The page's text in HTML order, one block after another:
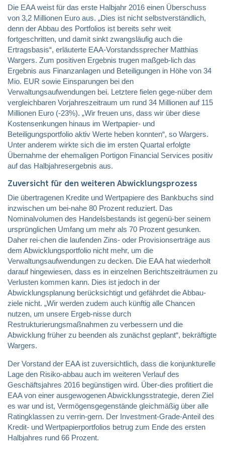
Die EAA weist für das erste Halbjahr 2016 einen Überschuss
von 3,2 Millionen Euro aus. „Dies ist nicht selbstverständlich,
denn der Abbau des Portfolios ist bereits sehr weit
fortgeschritten, und damit sinkt zwangsläufig auch die
Ertragsbasis“, erläuterte EAA-Vorstandssprecher Matthias
Wargers. Zum positiven Ergebnis trugen maßgeb-lich das
Ergebnis aus Finanzanlagen und Beteiligungen in Höhe von 34
Mio. EUR sowie Einsparungen bei den
Verwaltungsaufwendungen bei. Letztere fielen gege-nüber dem
vergleichbaren Vorjahreszeitraum um rund 34 Millionen auf 115
Millionen Euro (-23%). „Wir freuen uns, dass wir über diese
Kostensenkungen hinaus im Wertpapier- und
Beteiligungsportfolio aktiv Werte heben konnten“, so Wargers.
Unter anderem wirkte sich die im ersten Quartal erfolgte
Übernahme der ehemaligen Portigon Financial Services positiv
auf das Halbjahresergebnis aus.
Zuversicht für den weiteren Abwicklungsprozess
Die übertragenen Kredite und Wertpapiere des Bankbuchs sind
inzwischen um bei-nahe 80 Prozent reduziert. Das
Nominalvolumen des Handelsbestands ist gegenü-ber seinem
ursprünglichen Umfang um mehr als 70 Prozent gesunken.
Daher rei-chen die laufenden Zins- oder Provisionserträge aus
dem Abwicklungsportfolio nicht mehr, um die
Verwaltungsaufwendungen zu decken. Die EAA hat wiederholt
darauf hingewiesen, dass es in einzelnen Berichtszeiträumen zu
Verlusten kommen kann. Dies ist jedoch in der
Abwicklungsplanung berücksichtigt und gefährdet die Abbau-
ziele nicht. „Wir werden zudem auch künftig alle Chancen
nutzen, um unsere Ergeb-nisse durch
Restrukturierungsmaßnahmen zu verbessern und die
Abwicklung früher zu beenden als zunächst geplant“, bekräftigte
Wargers.
Der Vorstand der EAA ist zuversichtlich, dass die konjunkturelle
Lage den Risiko-abbau auch im weiteren Verlauf des
Geschäftsjahres 2016 begünstigen wird. Über-dies profitiert die
EAA von einer ausgewogenen Abwicklungsstrategie, deren Ziel
es war und ist, Vermögensgegenstände gleichmäßig über alle
Ratingklassen zu verrin-gern. Der Investment-Grade-Anteil des
Kredit- und Wertpapierportfolios betrug zum Ende des ersten
Halbjahres rund 66 Prozent.